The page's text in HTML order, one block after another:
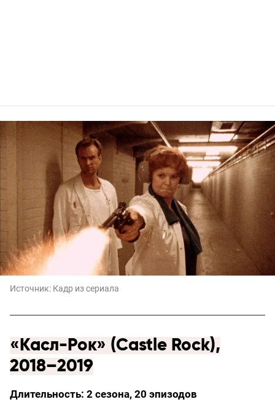
Источник: Кадр из сериала
«Касл-Рок» (Castle Rock),
2018–2019
Длительность: 2 сезона, 20 эпизодов